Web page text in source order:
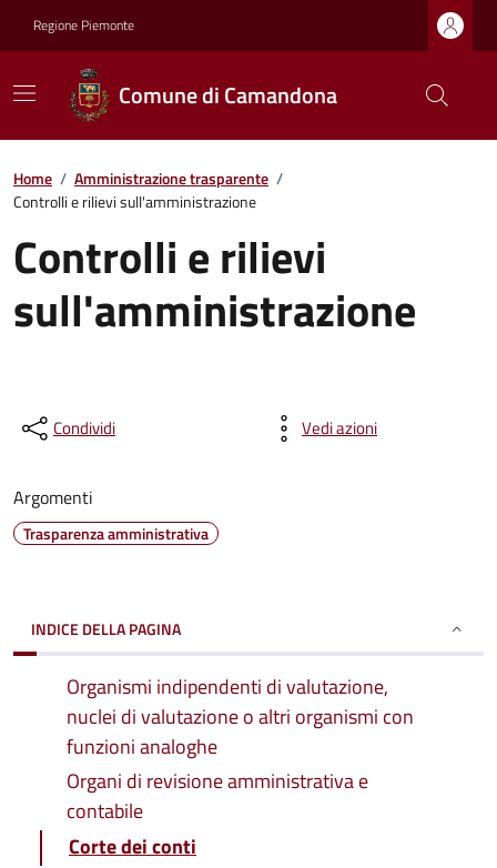
Regione Piemonte
Comune di Camandona
Home / Amministrazione trasparente /
Controlli e rilievi sull'amministrazione
Controlli e rilievi
sull'amministrazione
Condividi Vedi azioni
Argomenti
Trasparenza amministrativa
INDICE DELLA PAGINA
Organismi indipendenti di valutazione,
nuclei di valutazione o altri organismi con
funzioni analoghe
Organi di revisione amministrativa e
contabile
Corte dei conti